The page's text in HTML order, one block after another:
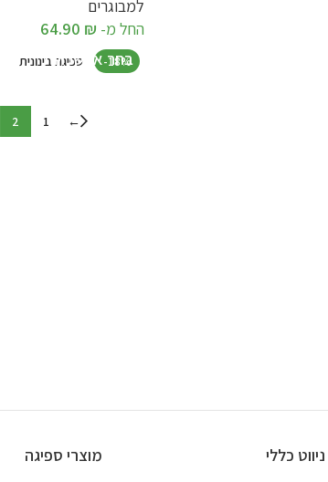
-18% ספיגה בינונית
למבוגרים
החל מ-
64.90 ₪
בחר אפשרויות
←
1
2
ניווט כללי
מוצרי ספיגה